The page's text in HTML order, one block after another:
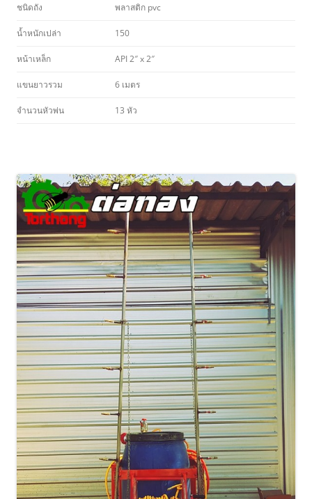
ชนิดถัง พลาสติก pvc
น้ำหนักเปล่า 150
หน้าเหล็ก API 2″ x 2″
แขนยาวรวม 6 เมตร
จำนวนหัวพ่น 13 หัว